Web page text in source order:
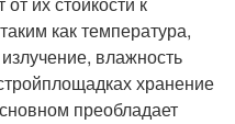
как температура,
влажность
хранение
преобладает